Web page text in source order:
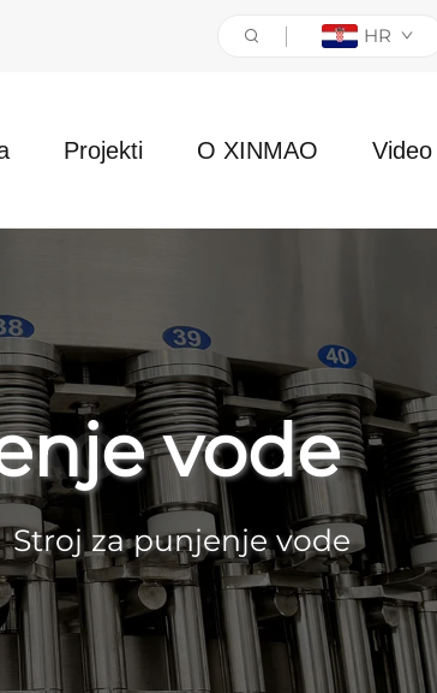
HR
Projekti O XINMAO
vode
Stroj za punjenje vode